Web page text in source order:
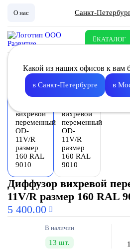
О нас Санкт-
КАТАЛОГ
Какой из наших офисов к вам
в Санкт-Петербурге в
Диффузор вихревой
11V/R размер 160 RAL
5 400.00
В наличии
13 шт.